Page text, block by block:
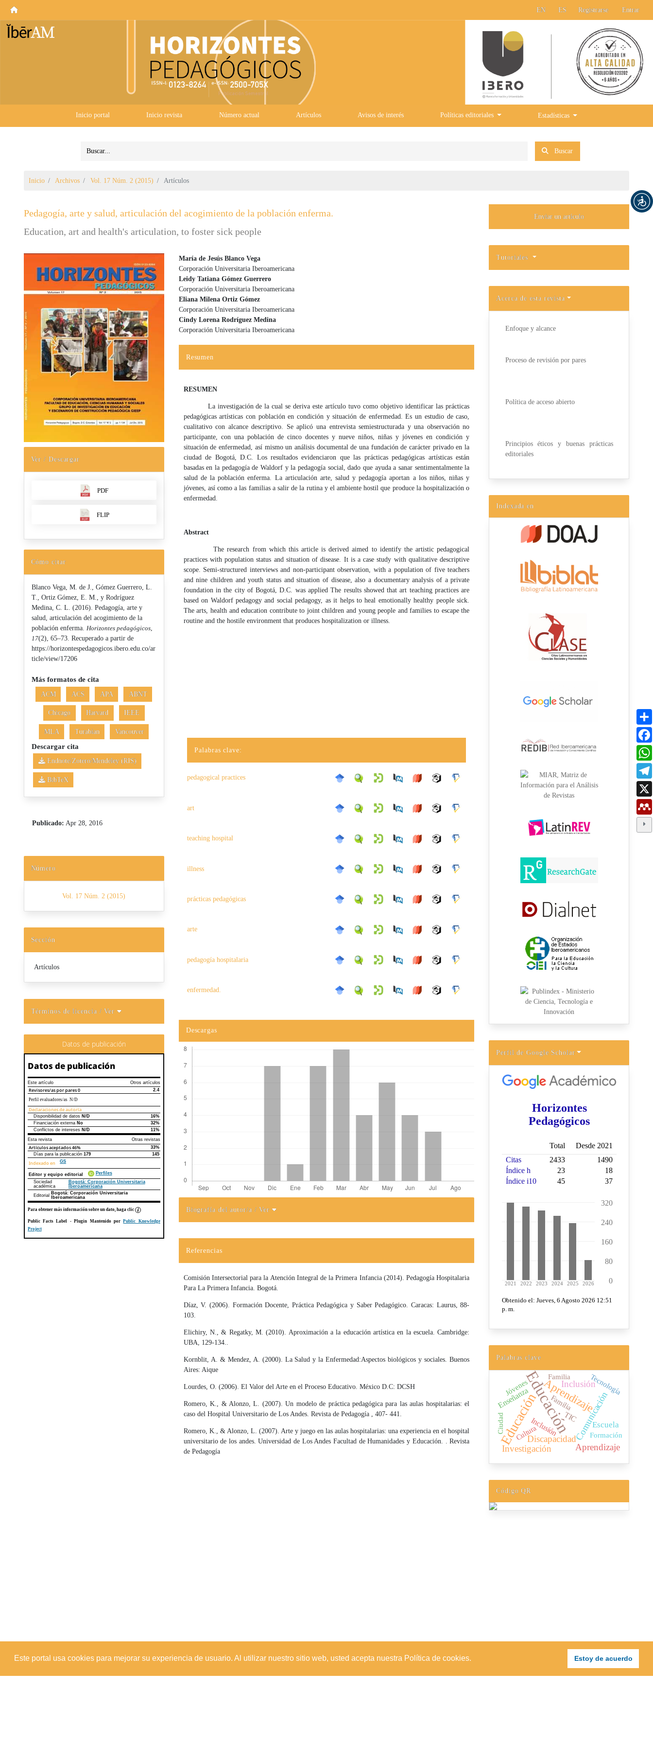
Este portal usa cookies para mejorar su experiencia de usuario. Al utilizar nuestro sitio web, usted acepta nuestra Política de cookies. Estoy de acuerdo
EN ES Registrarse Entrar
Inicio portal Inicio revista Número actual Artículos Avisos de interés Políticas editoriales Estadísticas
Buscar
Inicio Archivos Vol. 17 Núm. 2 (2015) Artículos
Pedagogía, arte y salud, articulación del acogimiento de la población enferma.
Education, art and health's articulation, to foster sick people
Barra lateral del artículo
Ver / Descargar
PDF
FLIP
Cómo citar
Blanco Vega, M. de J., Gómez Guerrero, L.
T., Ortiz Gómez, E. M., y Rodríguez
Medina, C. L. (2016). Pedagogía, arte y
salud, articulación del acogimiento de la
población enferma. Horizontes pedagógicos,
17(2), 65–73. Recuperado a partir de
https://horizontespedagogicos.ibero.edu.co/ar
ticle/view/17206
Más formatos de cita
ACM ACS APA ABNT
Chicago Harvard IEEE
MLA Turabian Vancouver
Descargar cita
Endnote/Zotero/Mendeley (RIS)
BibTeX
Publicado: Apr 28, 2016
Número
Vol. 17 Núm. 2 (2015)
Sección
Artículos
Términos de licencia / Ver
Datos de publicación
Datos de publicación
Este artículo Otros artículos
Revisores/as por pares0
2.4
Perfil evaluadores/as N/D
Declaraciones de autoría
Declaraciones de autoríaEste artículo
Disponibilidad de datos N/D
16%
Financiación externa No
32%
Conflictos de intereses N/D
11%
Esta revista
Otras revistas
Artículos aceptados46%
33%
Días para la publicación 179 145
Indexado en GS
Editor y equipo editorial
Perfiles
Sociedad
académica
Bogotá: Corporación Universitaria
Iberoamericana
Editorial
Bogotá: Corporación Universitaria
Iberoamericana
Para obtener más información sobre un dato, haga clic
Public Facts Label - Plugin Mantenido porPublic Knowledge
Project
Contenido principal del artículo
María de Jesús Blanco Vega
Corporación Universitaria Iberoamericana
Leidy Tatiana Gómez Guerrero
Corporación Universitaria Iberoamericana
Eliana Milena Ortiz Gómez
Corporación Universitaria Iberoamericana
Cindy Lorena Rodríguez Medina
Corporación Universitaria Iberoamericana
Resumen
RESUMEN
La investigación de la cual se deriva este artículo tuvo como objetivo identificar las prácticas
pedagógicas artísticas con población en condición y situación de enfermedad. Es un estudio de caso,
cualitativo con alcance descriptivo. Se aplicó una entrevista semiestructurada y una observación no
participante, con una población de cinco docentes y nueve niños, niñas y jóvenes en condición y
situación de enfermedad, así mismo un análisis documental de una fundación de carácter privado en la
ciudad de Bogotá, D.C. Los resultados evidenciaron que las prácticas pedagógicas artísticas están
basadas en la pedagogía de Waldorf y la pedagogía social, dado que ayuda a sanar sentimentalmente la
salud de la población enferma. La articulación arte, salud y pedagogía aportan a los niños, niñas y
jóvenes, así como a las familias a salir de la rutina y el ambiente hostil que produce la hospitalización o
enfermedad.
Abstract
The research from which this article is derived aimed to identify the artistic pedagogical
practices with population status and situation of disease. It is a case study with qualitative descriptive
scope. Semi-structured interviews and non-participant observation, with a population of five teachers
and nine children and youth status and situation of disease, also a documentary analysis of a private
foundation in the city of Bogotá, D.C. was applied The results showed that art teaching practices are
based on Waldorf pedagogy and social pedagogy, as it helps to heal emotionally healthy people sick.
The arts, health and education contribute to joint children and young people and families to escape the
routine and the hostile environment that produces hospitalization or illness.
Palabras clave:
pedagogical practices
art
teaching hospital
illness
prácticas pedagógicas
arte
pedagogía hospitalaria
enfermedad.
Descargas
Biografía del autor/a / Ver
Referencias
Comisión Intersectorial para la Atención Integral de la Primera Infancia (2014). Pedagogía Hospitalaria
Para La Primera Infancia. Bogotá.
Díaz, V. (2006). Formación Docente, Práctica Pedagógica y Saber Pedagógico. Caracas: Laurus, 88-
103.
Elichiry, N., & Regatky, M. (2010). Aproximación a la educación artística en la escuela. Cambridge:
UBA, 129-134..
Kornblit, A. & Mendez, A. (2000). La Salud y la Enfermedad:Aspectos biológicos y sociales. Buenos
Aires: Aique
Lourdes, O. (2006). El Valor del Arte en el Proceso Educativo. México D.C: DCSH
Romero, K., & Alonzo, L. (2007). Un modelo de práctica pedagógica para las aulas hospitalarias: el
caso del Hospital Universitario de Los Andes. Revista de Pedagogía , 407- 441.
Romero, K., & Alonzo, L. (2007). Arte y juego en las aulas hospitalarias: una experiencia en el hospital
universitario de los andes. Universidad de Los Andes Facultad de Humanidades y Educación. . Revista
de Pedagogía
Enviar un artículo
Tutoriales
Acerca de esta revista
Enfoque y alcance
Proceso de revisión por pares
Política de acceso abierto
Principios éticos y buenas prácticas
editoriales
Indexada en
Perfil de Google Scholar
Palabras clave
Educación
EducaciónAprendizaje
Comunicación
Discapacidad
Investigación
Inclusión
Aprendizaje
Escuela
Inclusión
Enseñanza
TIC
Familia
Cultura
Tecnología
Familia
Formación
Ciudad
Jóvenes
Código QR